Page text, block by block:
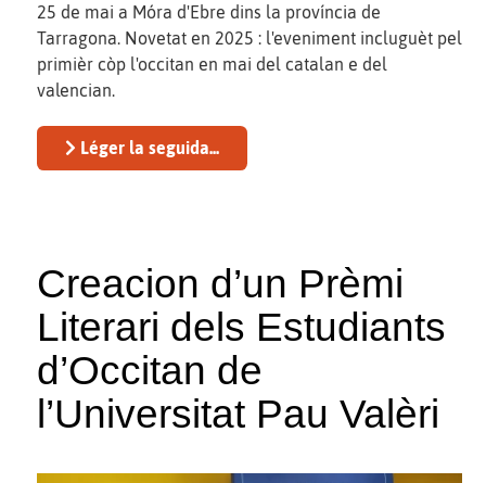
25 de mai a Móra d'Ebre dins la província de
Tarragona. Novetat en 2025 : l'eveniment incluguèt pel
primièr còp l'occitan en mai del catalan e del
valencian.
Léger la seguida...
Creacion d’un Prèmi
Literari dels Estudiants
d’Occitan de
l’Universitat Pau Valèri